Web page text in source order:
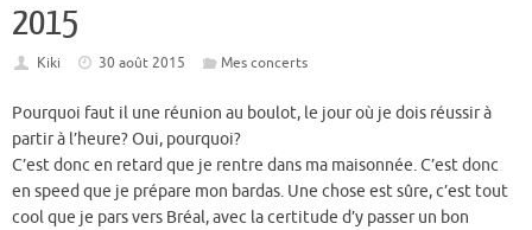
2015
Kiki 30 août 2015 Mes concerts
Pourquoi faut il une réunion au boulot, le jour où je dois réussir à
partir à l’heure? Oui, pourquoi?
C’est donc en retard que je rentre dans ma maisonnée. C’est donc
en speed que je prépare mon bardas. Une chose est sûre, c’est tout
cool que je pars vers Bréal, avec la certitude d’y passer un bon